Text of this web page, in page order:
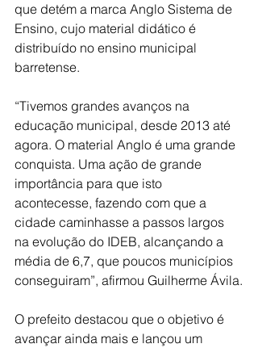
que detém a marca Anglo Sistema de
Ensino, cujo material didático é
distribuído no ensino municipal
barretense.
“Tivemos grandes avanços na
educação municipal, desde 2013 até
agora. O material Anglo é uma grande
conquista. Uma ação de grande
importância para que isto
acontecesse, fazendo com que a
cidade caminhasse a passos largos
na evolução do IDEB, alcançando a
média de 6,7, que poucos municípios
conseguiram”, afirmou Guilherme Ávila.
O prefeito destacou que o objetivo é
avançar ainda mais e lançou um